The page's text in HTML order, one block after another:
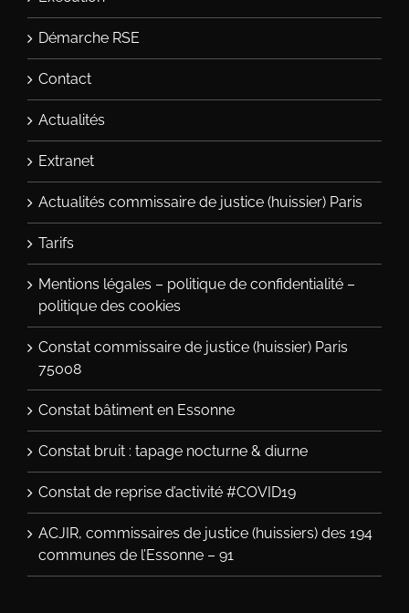
Démarche RSE
Contact
Actualités
Extranet
Actualités commissaire de justice (huissier) Paris
Tarifs
Mentions légales – politique de confidentialité –
politique des cookies
Constat commissaire de justice (huissier) Paris
75008
Constat bâtiment en Essonne
Constat bruit : tapage nocturne & diurne
Constat de reprise d’activité #COVID19
ACJIR, commissaires de justice (huissiers) des 194
communes de l’Essonne – 91